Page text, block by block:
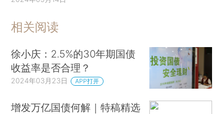
相关阅读
徐小庆：2.5%的30年期国债
收益率是否合理？
2024年03月23日 APP打开
增发万亿国债何解｜特稿精选